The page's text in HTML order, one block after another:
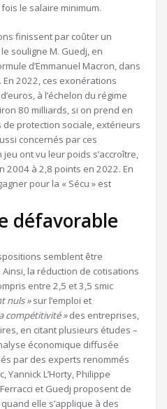
le salaire minimum.
finissent par coûter un
souligne M. Guedj, en
d’Emmanuel Macron, dans
2022, ces exonérations
à l’échelon du régime
80 milliards, si on prend en
protection sociale, extérieurs
concernés par ces
ont vu leur poids s’accroître,
2004 à 2,8 points en 2022. En
pour la « Sécu » est
défavorable
semblent être
la réduction de cotisations
entre 2,5 et 3,5 smic
nuls »sur l’emploi et
compétitivité »des entreprises,
en citant plusieurs études –
économique diffusée
par des experts renommés
Yannick L’Horty, Philippe
et Guedj proposent de
elle s’applique à des